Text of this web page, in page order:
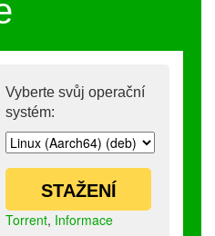
Vyberte svůj operační
systém:
STAŽENÍ
Torrent, Informace